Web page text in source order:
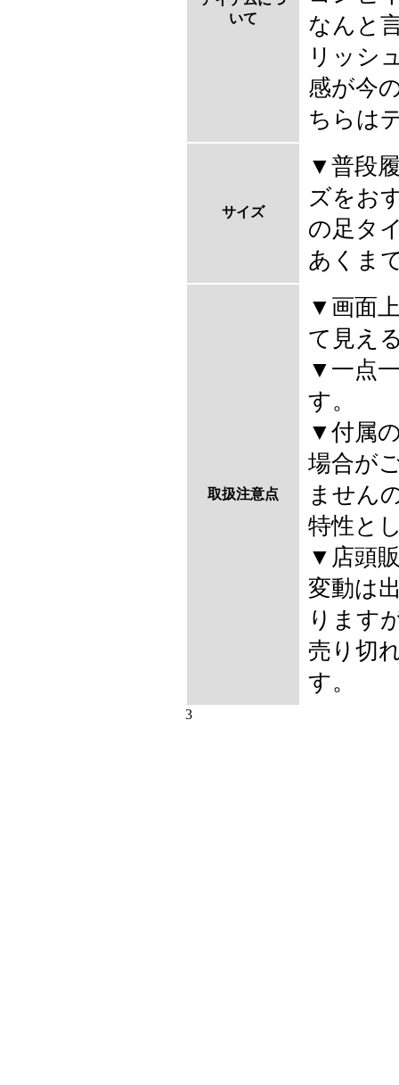
いて
なんと
リッシ
感が今
ちらは
サイズ
▼普段
ズをお
の足タ
あくま
取扱注意点
▼画面
て見え
▼一点
す。
▼付属
場合が
ません
特性と
▼店頭
変動は
ります
売り切
す。
3